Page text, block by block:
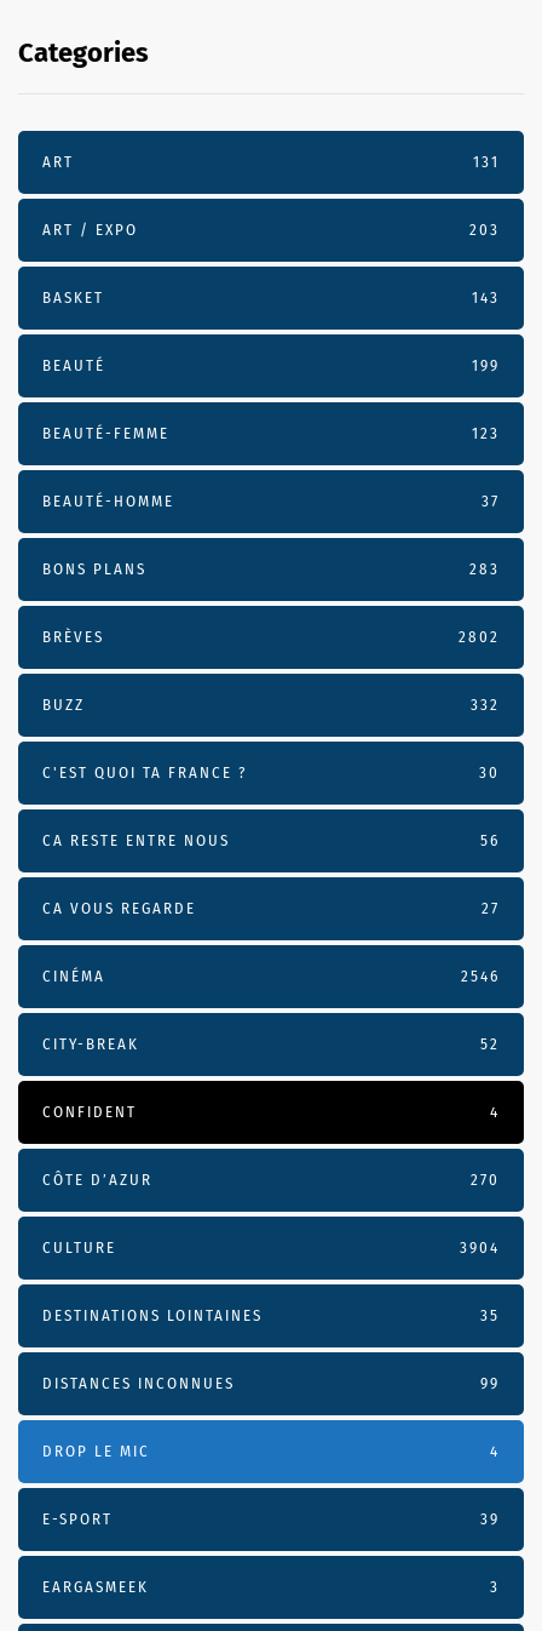
Categories
ART 131
ART / EXPO 203
BASKET 143
BEAUTÉ 199
BEAUTÉ-FEMME 123
BEAUTÉ-HOMME 37
BONS PLANS 283
BRÈVES 2802
BUZZ 332
C'EST QUOI TA FRANCE ? 30
CA RESTE ENTRE NOUS 56
CA VOUS REGARDE 27
CINÉMA 2546
CITY-BREAK 52
CONFIDENT 4
CÔTE D’AZUR 270
CULTURE 3904
DESTINATIONS LOINTAINES 35
DISTANCES INCONNUES 99
DROP LE MIC 4
E-SPORT 39
EARGASMEEK 3